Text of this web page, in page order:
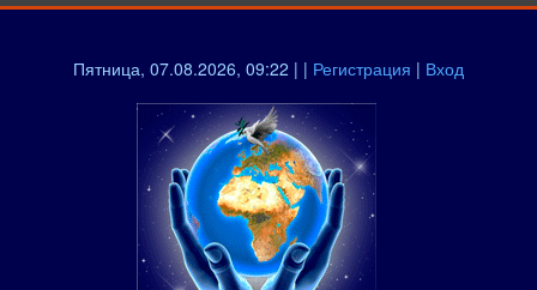
Пятница, 07.08.2026, 09:22 | | Регистрация | Вход